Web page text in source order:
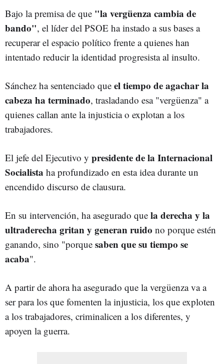
Bajo la premisa de que "la vergüenza cambia de
bando", el líder del PSOE ha instado a sus bases a
recuperar el espacio político frente a quienes han
intentado reducir la identidad progresista al insulto.
Sánchez ha sentenciado que el tiempo de agachar la
cabeza ha terminado, trasladando esa "vergüenza" a
quienes callan ante la injusticia o explotan a los
trabajadores.
El jefe del Ejecutivo y presidente de la Internacional
Socialista ha profundizado en esta idea durante un
encendido discurso de clausura.
En su intervención, ha asegurado que la derecha y la
ultraderecha gritan y generan ruido no porque estén
ganando, sino "porque saben que su tiempo se
acaba".
A partir de ahora ha asegurado que la vergüenza va a
ser para los que fomenten la injusticia, los que exploten
a los trabajadores, criminalicen a los diferentes, y
apoyen la guerra.